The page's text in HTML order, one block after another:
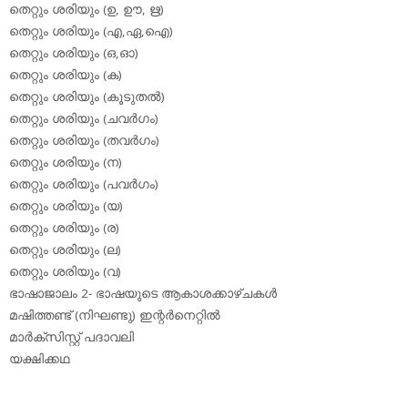
തെറ്റും ശരിയും (ഉ, ഊ, ഋ)
തെറ്റും ശരിയും (എ,ഏ,ഐ)
തെറ്റും ശരിയും (ഒ,ഓ)
തെറ്റും ശരിയും (ക)
തെറ്റും ശരിയും (കൂടുതല്‍)
തെറ്റും ശരിയും (ചവര്‍ഗം)
തെറ്റും ശരിയും (തവര്‍ഗം)
തെറ്റും ശരിയും (ന)
തെറ്റും ശരിയും (പവര്‍ഗം)
തെറ്റും ശരിയും (യ)
തെറ്റും ശരിയും (ര)
തെറ്റും ശരിയും (ല)
തെറ്റും ശരിയും (വ)
ഭാഷാജാലം 2- ഭാഷയുടെ ആകാശക്കാഴ്ചകള്‍
മഷിത്തണ്ട് (നിഘണ്ടു) ഇന്റര്‍നെറ്റില്‍
മാര്‍ക്‌സിസ്റ്റ് പദാവലി
യക്ഷിക്കഥ